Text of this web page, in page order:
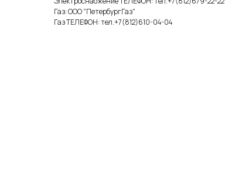
Газ: ООО "ПетербургГаз"
Газ ТЕЛЕФОН: тел.+7(812)610-04-04